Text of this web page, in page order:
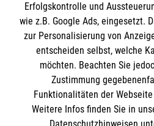
Malteser online
Malteser in Deutschland
Erfolgskontrolle und
wie z.B. Google Ads, eingesetzt.
zur Personalisierung von
entscheiden selbst, welche
möchten. Beachten Sie
Zustimmung
Funktionalitäten der
Weitere Infos finden Sie in